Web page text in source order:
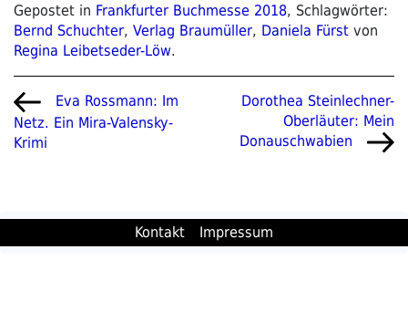
Gepostet in Frankfurter Buchmesse 2018, Schlagwörter:
Bernd Schuchter, Verlag Braumüller, Daniela Fürst von
Regina Leibetseder-Löw.
Beitragsnavigation
Vorheriger
Beitrag
Eva Rossmann: Im
Netz. Ein Mira-Valensky-
Krimi
Nächster
Beitrag
Dorothea Steinlechner-
Oberläuter: Mein
Donauschwabien
Kontakt Impressum